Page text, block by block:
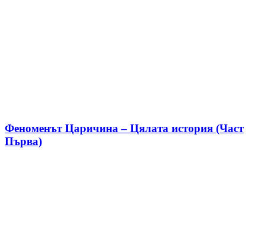
Феноменът Царичина – Цялата история (Част
Първа)